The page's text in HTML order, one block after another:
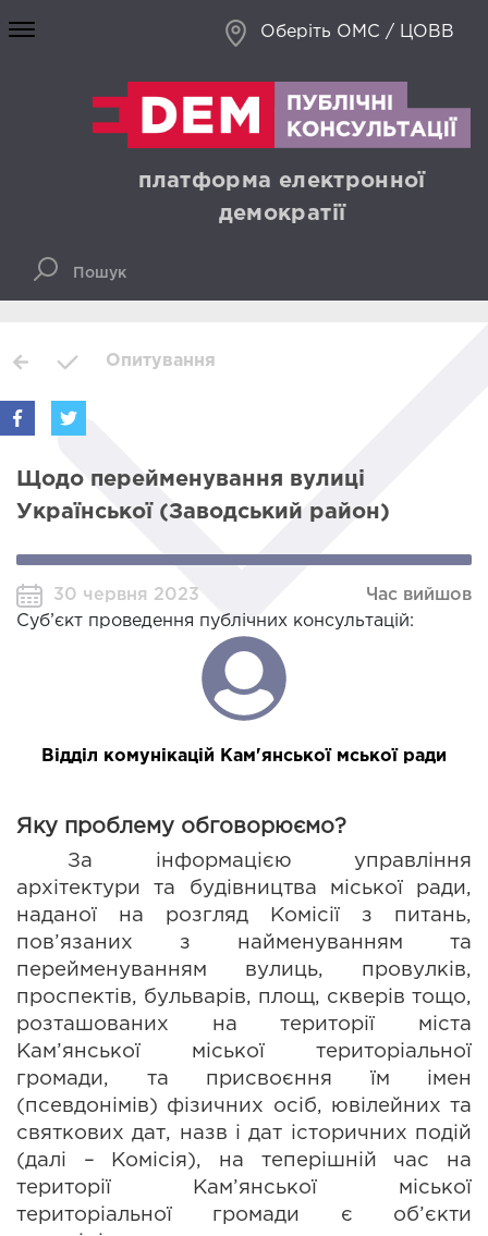
Оберіть ОМС / ЦОВВ
платформа електронної
демократії
Опитування
Щодо перейменування вулиці
Української (Заводський район)
30 червня 2023
Час вийшов
Суб’єкт проведення публічних консультацій:
Відділ комунікацій Кам'янської мської ради
Яку проблему обговорюємо?
За інформацією управління
архітектури та будівництва міської ради,
наданої на розгляд Комісії з питань,
пов’язаних з найменуванням та
перейменуванням вулиць, провулків,
проспектів, бульварів, площ, скверів тощо,
розташованих на території міста
Кам’янської міської територіальної
громади, та присвоєння їм імен
(псевдонімів) фізичних осіб, ювілейних та
святкових дат, назв і дат історичних подій
(далі – Комісія), на теперішній час на
території Кам’янської міської
територіальної громади є об’єкти